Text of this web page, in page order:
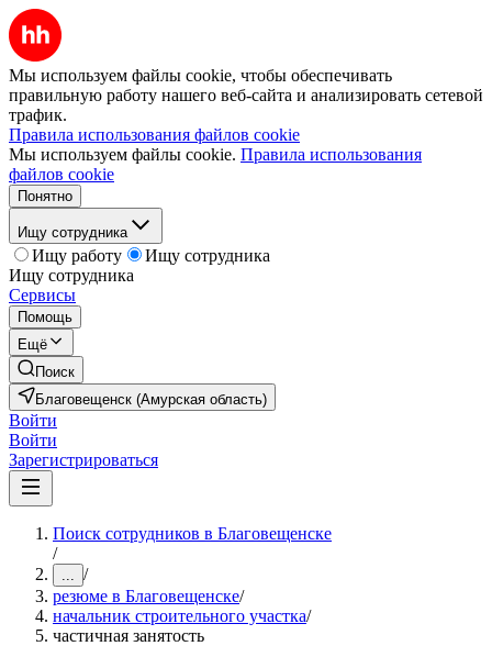
Мы используем файлы cookie, чтобы обеспечивать
правильную работу нашего веб-сайта и анализировать сетевой
трафик.
Правила использования файлов cookie
Мы используем файлы cookie. Правила использования
файлов cookie
Понятно
Ищу сотрудника
Ищу работу
Ищу сотрудника
Ищу сотрудника
Сервисы
Помощь
Ещё
Поиск
Благовещенск (Амурская область)
Войти
Войти
Зарегистрироваться
Поиск сотрудников в Благовещенске
/
... /
резюме в Благовещенске/
начальник строительного участка/
частичная занятость